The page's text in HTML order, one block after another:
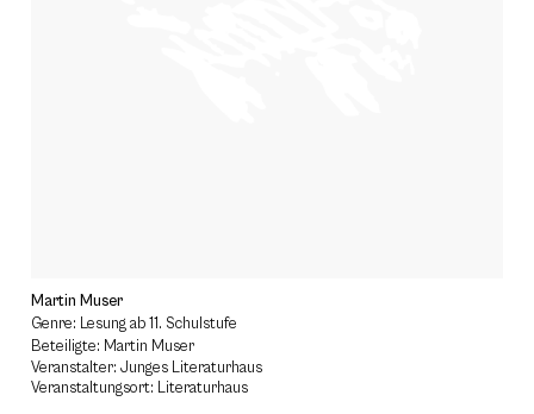
Martin Muser
Genre: Lesung ab 11. Schulstufe
Beteiligte: Martin Muser
Veranstalter: Junges Literaturhaus
Veranstaltungsort: Literaturhaus